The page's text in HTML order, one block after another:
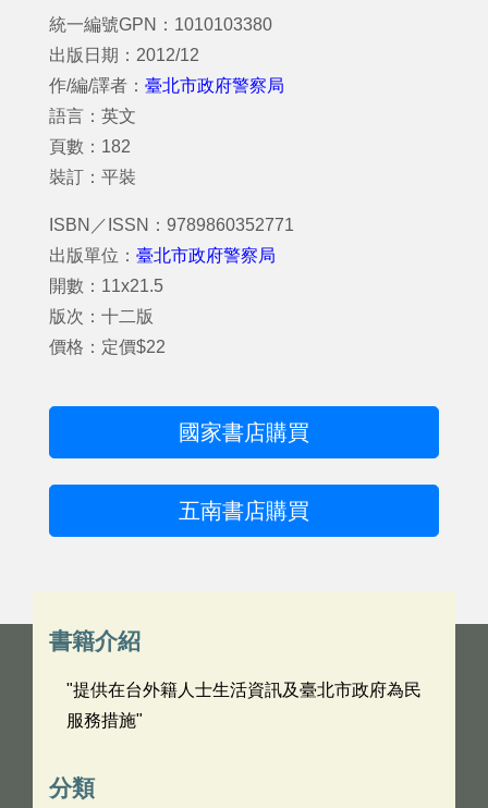
統一編號GPN：1010103380
出版日期：2012/12
作/編/譯者： 臺北市政府警察局
語言：英文
頁數：182
裝訂：平裝
ISBN／ISSN：9789860352771
出版單位： 臺北市政府警察局
開數：11x21.5
版次：十二版
價格：定價$22
國家書店購買
五南書店購買
書籍介紹
"提供在台外籍人士生活資訊及臺北市政府為民
服務措施"
分類